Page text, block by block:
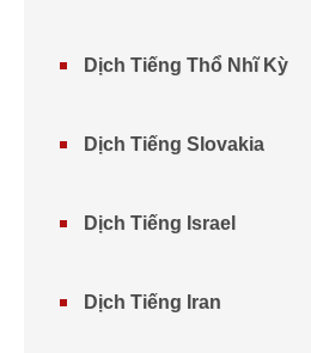
Dịch Tiếng Thổ Nhĩ Kỳ
Dịch Tiếng Slovakia
Dịch Tiếng Israel
Dịch Tiếng Iran